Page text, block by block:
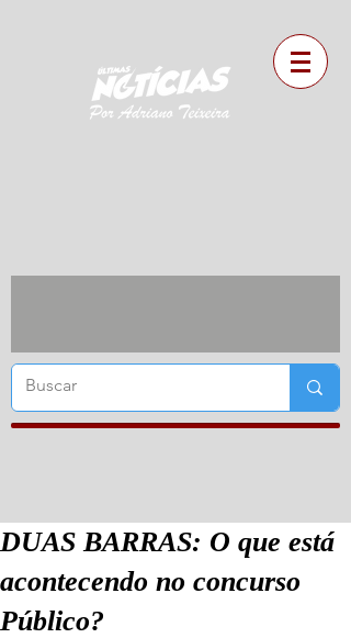
DUAS BARRAS: O que está
acontecendo no concurso
Público?